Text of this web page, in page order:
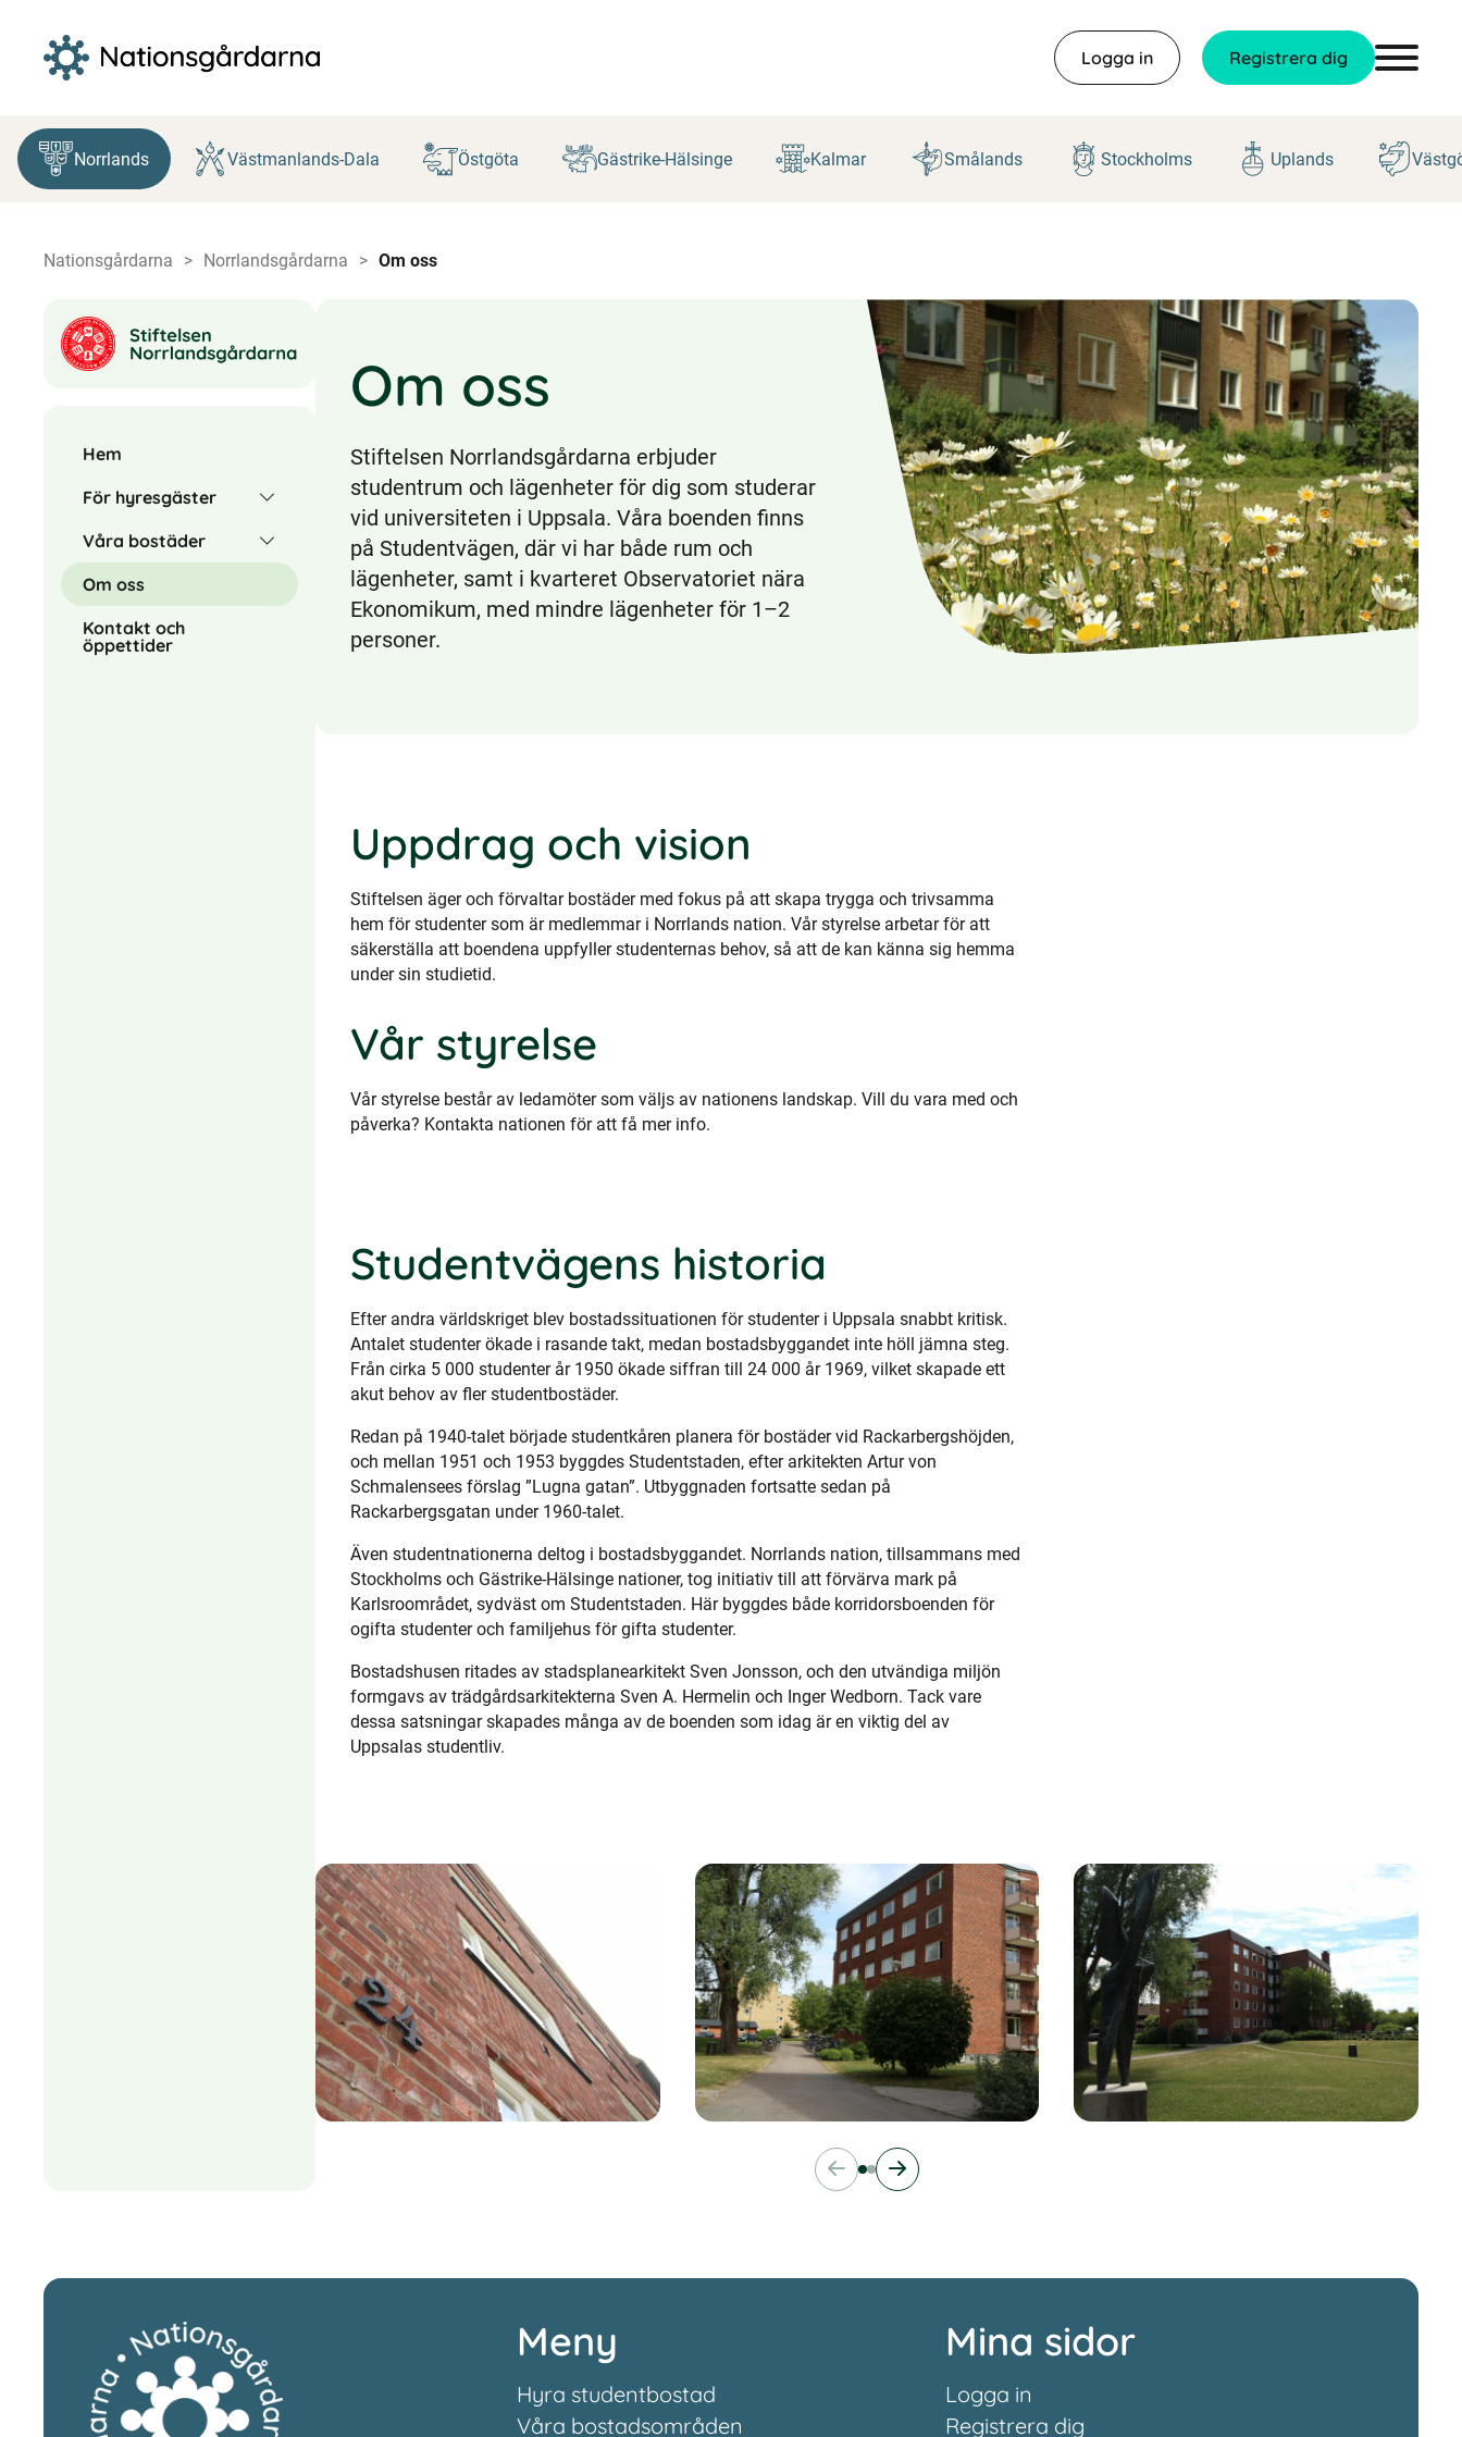
Hoppa
innehåll
Logga in Registrera dig
Norrlands Västmanlands-Dala Östgöta Gästrike-Hälsinge Kalmar Smålands Stockholms Uplands
Nationsgårdarna Norrlandsgårdarna Om oss
Hem
För hyresgäster
Våra bostäder
Om oss
Kontakt och
öppettider
Om oss
Stiftelsen Norrlandsgårdarna erbjuder
studentrum och lägenheter för dig som studerar
vid universiteten i Uppsala. Våra boenden finns
på Studentvägen, där vi har både rum och
lägenheter, samt i kvarteret Observatoriet nära
Ekonomikum, med mindre lägenheter för 1–2
personer.
Uppdrag och vision
Stiftelsen äger och förvaltar bostäder med fokus på att skapa trygga och trivsamma
hem för studenter som är medlemmar i Norrlands nation. Vår styrelse arbetar för att
säkerställa att boendena uppfyller studenternas behov, så att de kan känna sig hemma
under sin studietid.
Vår styrelse
Vår styrelse består av ledamöter som väljs av nationens landskap. Vill du vara med och
påverka? Kontakta nationen för att få mer info.
Studentvägens historia
Efter andra världskriget blev bostadssituationen för studenter i Uppsala snabbt kritisk.
Antalet studenter ökade i rasande takt, medan bostadsbyggandet inte höll jämna steg.
Från cirka 5 000 studenter år 1950 ökade siffran till 24 000 år 1969, vilket skapade ett
akut behov av fler studentbostäder.
Redan på 1940-talet började studentkåren planera för bostäder vid Rackarbergshöjden,
och mellan 1951 och 1953 byggdes Studentstaden, efter arkitekten Artur von
Schmalensees förslag ”Lugna gatan”. Utbyggnaden fortsatte sedan på
Rackarbergsgatan under 1960-talet.
Även studentnationerna deltog i bostadsbyggandet. Norrlands nation, tillsammans med
Stockholms och Gästrike-Hälsinge nationer, tog initiativ till att förvärva mark på
Karlsroområdet, sydväst om Studentstaden. Här byggdes både korridorsboenden för
ogifta studenter och familjehus för gifta studenter.
Bostadshusen ritades av stadsplanearkitekt Sven Jonsson, och den utvändiga miljön
formgavs av trädgårdsarkitekterna Sven A. Hermelin och Inger Wedborn. Tack vare
dessa satsningar skapades många av de boenden som idag är en viktig del av
Uppsalas studentliv.
Meny
Hyra studentbostad
Våra bostadsområden
Mina sidor
Logga in
Registrera dig